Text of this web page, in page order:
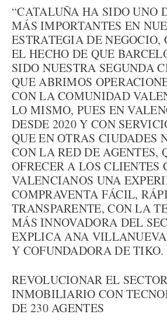
“CATALUÑA HA SIDO UNO
MÁS IMPORTANTES EN
ESTRATEGIA DE NEGOCIO,
EL HECHO DE QUE
SIDO NUESTRA SEGUNDA
QUE ABRIMOS
CON LA COMUNIDAD
LO MISMO, PUES EN
DESDE 2020 Y CON
QUE EN OTRAS CIUDADES
CON LA RED DE AGENTES,
OFRECER A LOS CLIENTES
VALENCIANOS UNA
COMPRAVENTA FÁCIL,
TRANSPARENTE, CON LA
MÁS INNOVADORA DEL
EXPLICA ANA
Y COFUNDADORA DE TIKO.
REVOLUCIONAR EL SECTOR
INMOBILIARIO CON
DE 230 AGENTES